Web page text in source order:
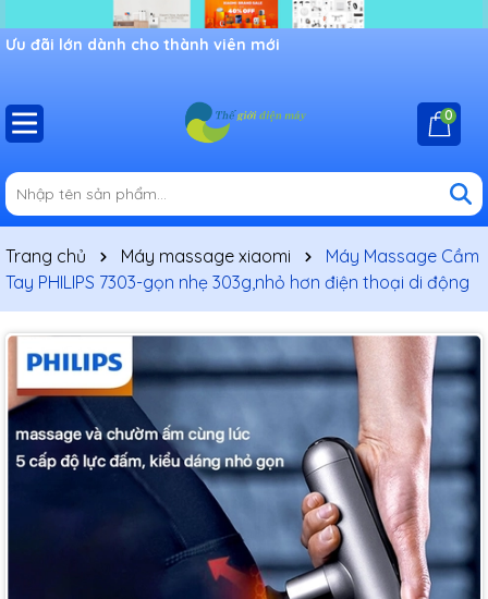
Ưu đãi lớn dành cho thành viên mới
0
Trang chủ Máy massage xiaomi
Máy Massage Cầm
Tay PHILIPS 7303-gọn nhẹ 303g,nhỏ hơn điện thoại di động